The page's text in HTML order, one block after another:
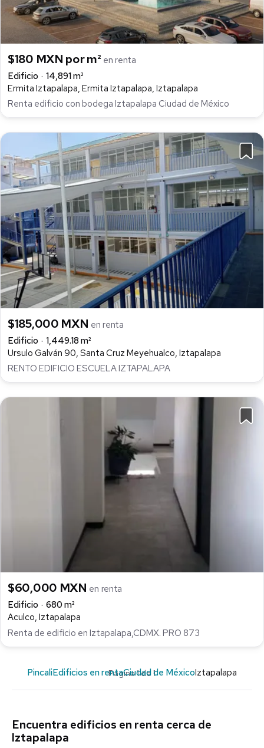
$180 MXN por m² en renta
Edificio
14,891 m²
Ermita Iztapalapa, Ermita Iztapalapa, Iztapalapa
Renta edificio con bodega Iztapalapa Ciudad de México
$185,000 MXN en renta
Edificio
1,449.18 m²
Ursulo Galván 90, Santa Cruz Meyehualco, Iztapalapa
RENTO EDIFICIO ESCUELA IZTAPALAPA
$60,000 MXN en renta
Edificio
680 m²
Aculco, Iztapalapa
Renta de edificio en Iztapalapa,CDMX. PRO 873
Página 1 de 1
PincaliEdificios en rentaCiudad de MéxicoIztapalapa
Encuentra edificios en renta cerca de
Iztapalapa